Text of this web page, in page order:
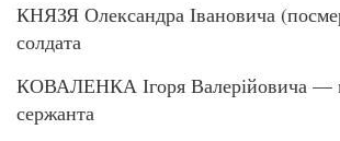
КНЯЗЯ Олександра Івановича
солдата
КОВАЛЕНКА Ігоря Валерійовича —
сержанта